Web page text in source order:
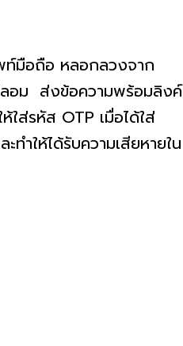
ท์มือถือ หลอกลวงจาก
ปลอม ส่งข้อความพร้อมลิงค์
ส่รหัส OTP เมื่อได้ใส่
ำให้ได้รับความเสียหายใน